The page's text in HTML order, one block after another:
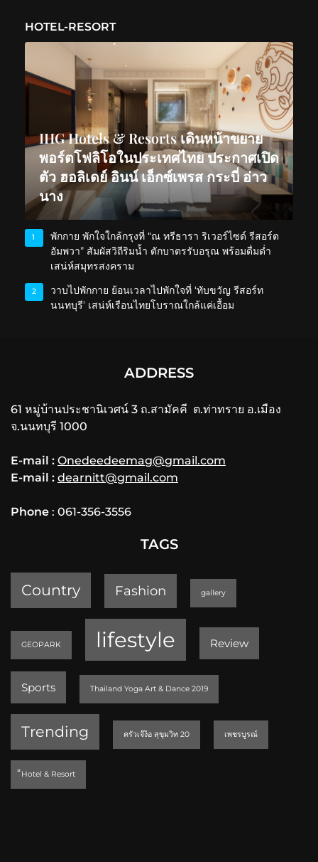
HOTEL-RESORT
IHG Hotels & Resorts เดินหน้าขยาย
พอร์ตโฟลิโอในประเทศไทย ประกาศเปิด
ตัว ฮอลิเดย์ อินน์ เอ็กซ์เพรส กระบี่ อ่าว
นาง
1
พักกาย พักใจใกล้กรุงที่ “ณ ทรีธารา ริเวอร์ไซด์ รีสอร์ต
อัมพวา” สัมผัสวิถีริมน้ำ ตักบาตรรับอรุณ พร้อมดื่มด่ำ
เสน่ห์สมุทรสงคราม
2
วาบไปพักกาย ย้อนเวลาไปพักใจที่ ‘ทับขวัญ รีสอร์ท
นนทบุรี’ เสน่ห์เรือนไทยโบราณใกล้แค่เอื้อม
ADDRESS
61 หมู่บ้านประชานิเวศน์ 3 ถ.สามัคคี ต.ท่าทราย อ.เมือง
จ.นนทบุรี 1000
E-mail : Onedeedeemag@gmail.com
E-mail : dearnitt@gmail.com
Phone : 061-356-3556
TAGS
Country Fashion gallery
GEOPARK lifestyle Review
Sports Thailand Yoga Art & Dance 2019
Trending ครัวเจ๊ง้อ สุขุมวิท 20 เพชรบูรณ์
็Hotel & Resort